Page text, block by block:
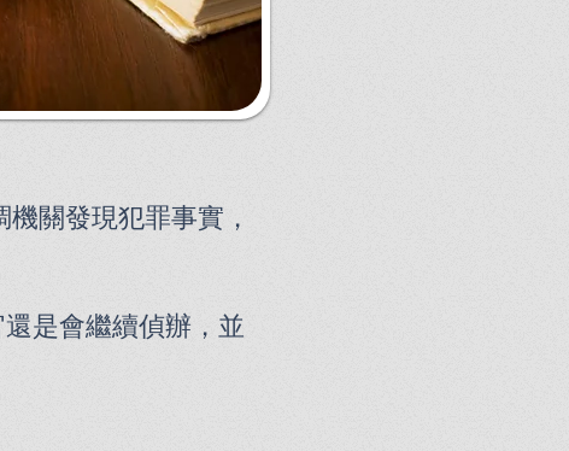
關發現犯罪事實，
是會繼續偵辦，並